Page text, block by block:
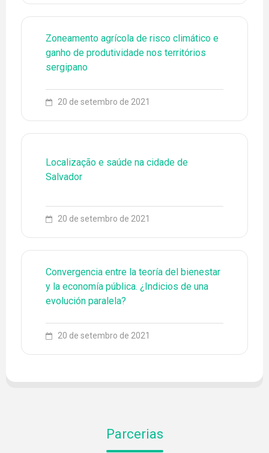
EQUIPE
PROJETOS
PUBLICAÇÕES
Zoneamento agrícola de risco climático e
ganho de produtividade nos territórios
sergipano
20 de setembro de 2021
Localização e saúde na cidade de
Salvador
20 de setembro de 2021
Convergencia entre la teoría del bienestar
y la economía pública. ¿Indicios de una
evolución paralela?
20 de setembro de 2021
Parcerias